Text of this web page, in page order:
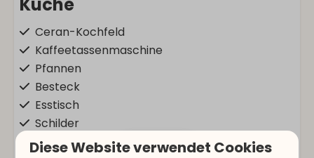
Ceran-Kochfeld
Kaffeetassenmaschine
Pfannen
Besteck
Esstisch
Schilder
Geschirrspüler Zeig mehr ↓
Diese Website verwendet Cookies